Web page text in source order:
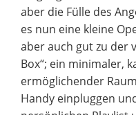
aber die Fülle des
es nun eine kleine
aber auch gut zu der
Box“; ein minimaler,
ermöglichender
Handy einpluggen